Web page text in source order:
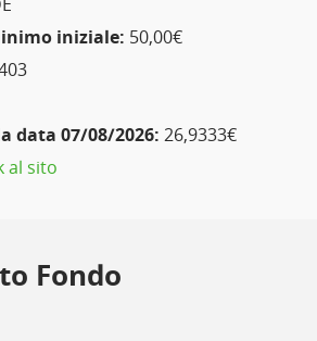
iniziale: 50,00€
data 07/08/2026: 26,9333€
al sito
Fondo